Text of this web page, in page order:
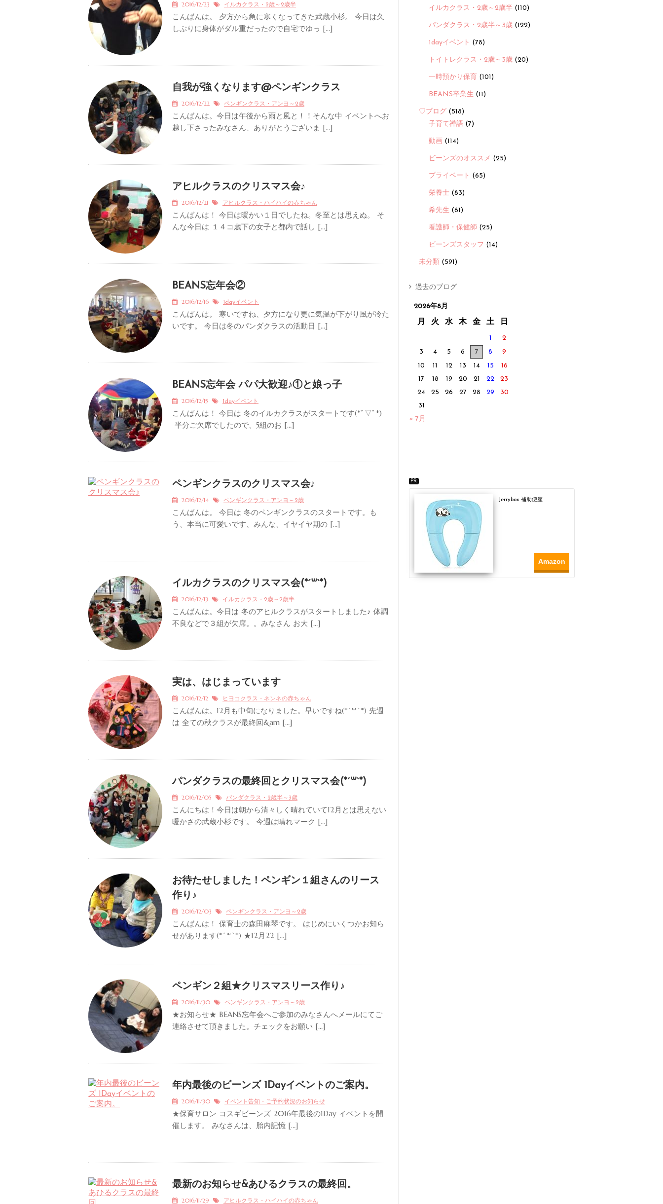
2016/12/23 イルカクラス・2歳～2歳半
こんばんは。 夕方から急に寒くなってきた武蔵小杉。 今日は久
しぶりに身体がダル重だったので自宅でゆっ […]
自我が強くなります@ペンギンクラス
2016/12/22 ペンギンクラス・アンヨ～2歳
こんばんは。今日は午後から雨と風と！！そんな中 イベントへお
越し下さったみなさん、ありがとうございま […]
アヒルクラスのクリスマス会♪
2016/12/21 アヒルクラス・ハイハイの赤ちゃん
こんばんは！ 今日は暖かい１日でしたね。冬至とは思えぬ。 そ
んな今日は １４コ歳下の女子と都内で話し […]
BEANS忘年会②
2016/12/16 1dayイベント
こんばんは。 寒いですね、夕方になり更に気温が下がり風が冷た
いです。 今日は冬のパンダクラスの活動日 […]
BEANS忘年会 パパ大歓迎♪①と娘っ子
2016/12/15 1dayイベント
こんばんは！ 今日は 冬のイルカクラスがスタートです(*ﾟ▽ﾟ*)
半分ご欠席でしたので、5組のお […]
ペンギンクラスのクリスマス会♪
2016/12/14 ペンギンクラス・アンヨ～2歳
こんばんは。 今日は 冬のペンギンクラスのスタートです。も
う、本当に可愛いです、みんな、イヤイヤ期の […]
イルカクラスのクリスマス会(*´꒳`*)
2016/12/13 イルカクラス・2歳～2歳半
こんばんは。今日は 冬のアヒルクラスがスタートしました♪ 体調
不良などで３組が欠席。。みなさん お大 […]
実は、はじまっています
2016/12/12 ヒヨコクラス・ネンネの赤ちゃん
こんばんは。12月も中旬になりました。早いですね(*´꒳`*) 先週
は 全ての秋クラスが最終回&am […]
パンダクラスの最終回とクリスマス会(*´꒳`*)
2016/12/05 パンダクラス・2歳半～3歳
こんにちは！今日は朝から清々しく晴れていて12月とは思えない
暖かさの武蔵小杉です。 今週は晴れマーク […]
お待たせしました！ペンギン１組さんのリース
作り♪
2016/12/03 ペンギンクラス・アンヨ～2歳
こんばんは！ 保育士の森田麻琴です。 はじめにいくつかお知ら
せがあります(*´꒳`*) ★12月22 […]
ペンギン２組★クリスマスリース作り♪
2016/11/30 ペンギンクラス・アンヨ～2歳
★お知らせ★ BEANS忘年会へご参加のみなさんへメールにてご
連絡させて頂きました。チェックをお願い […]
年内最後のビーンズ 1Dayイベントのご案内。
2016/11/30 イベント告知・ご予約状況のお知らせ
★保育サロン コスギビーンズ 2016年最後の1Day イベントを開
催します。 みなさんは、胎内記憶 […]
最新のお知らせ&あひるクラスの最終回。
2016/11/29 アヒルクラス・ハイハイの赤ちゃん
イルカクラス・2歳～2歳半 (110)
パンダクラス・2歳半～3歳 (122)
1dayイベント (78)
トイトレクラス・2歳～3歳 (20)
一時預かり保育 (101)
BEANS卒業生 (11)
♡ブログ (518)
子育て禅語 (7)
動画 (114)
ビーンズのオススメ (25)
プライベート (65)
栄養士 (83)
希先生 (61)
看護師・保健師 (25)
ビーンズスタッフ (14)
未分類 (591)
過去のブログ
2026年8月
月 火 水 木 金 土 日
1
2
3
4 5 6 7 8
9
10
11 12 13 14 15
16
17
18 19 20 21 22
23
24
25 26 27 28 29
30
31
« 7月
PR
Jerrybox 補助便座
Amazon